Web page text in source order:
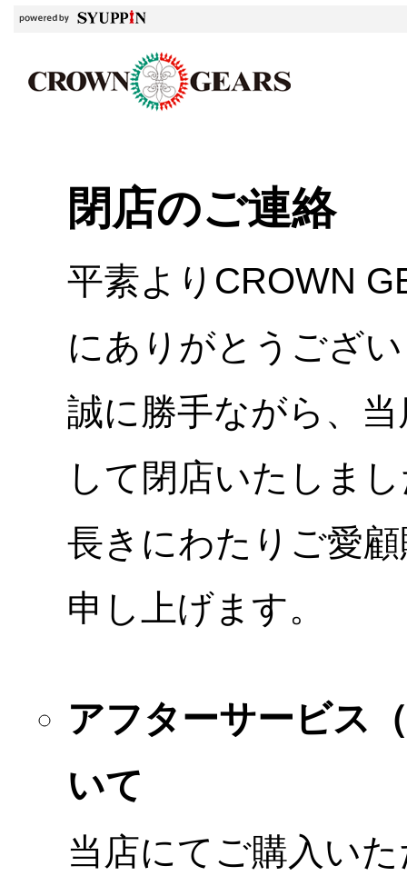
閉店のご連絡
平素よりCROWN
にありがとうござ
誠に勝手ながら、
して閉店いたしま
長きにわたりご愛
申し上げます。
アフターサービス
いて
当店にてご購入い